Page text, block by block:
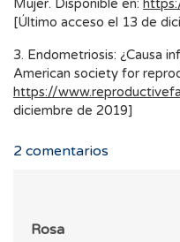
Mujer. Disponible en:
[Último acceso el 13 de
3. Endometriosis: ¿Causa
American society for
https://
diciembre de 2019]
2 comentarios
Rosa